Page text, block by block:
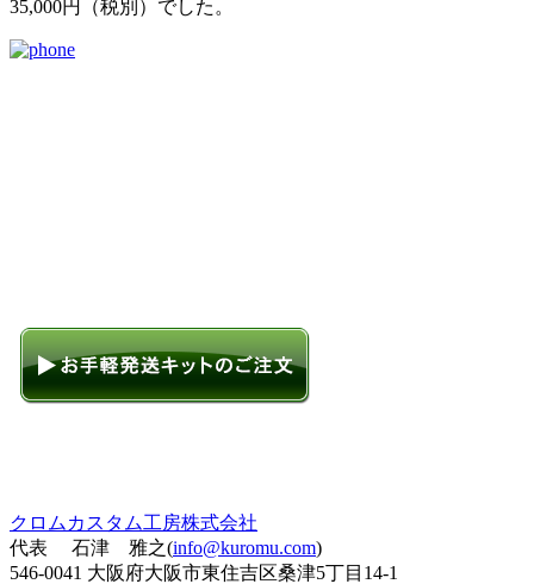
35,000円（税別）でした。
クロムカスタム工房株式会社
代表 石津 雅之(info@kuromu.com)
546-0041 大阪府大阪市東住吉区桑津5丁目14-1